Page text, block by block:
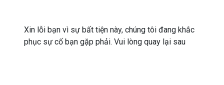
Xin lỗi bạn vì sự bất tiện này, chúng tôi đang khắc
phục sự cố bạn gặp phải. Vui lòng quay lại sau